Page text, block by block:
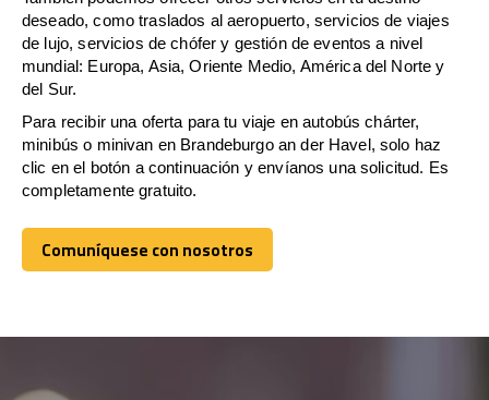
deseado, como traslados al aeropuerto, servicios de viajes
de lujo, servicios de chófer y gestión de eventos a nivel
mundial: Europa, Asia, Oriente Medio, América del Norte y
del Sur.
Para recibir una oferta para tu viaje en autobús chárter,
minibús o minivan en Brandeburgo an der Havel, solo haz
clic en el botón a continuación y envíanos una solicitud. Es
completamente gratuito.
Comuníquese con nosotros
Comuníquese con nosotros